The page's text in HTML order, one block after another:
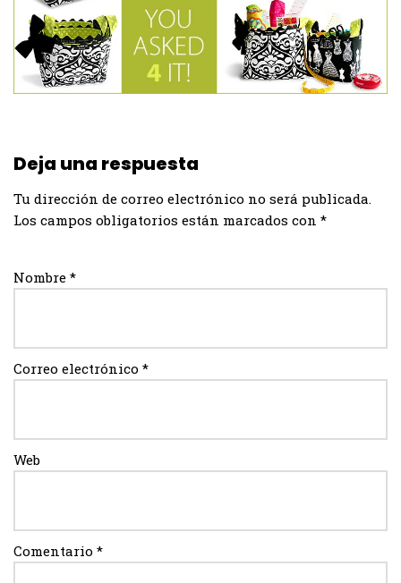
Deja una respuesta
Tu dirección de correo electrónico no será publicada.
Los campos obligatorios están marcados con *
Nombre *
Correo electrónico *
Web
Comentario *